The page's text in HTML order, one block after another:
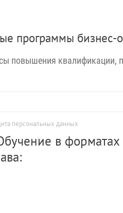
программы бизнес-
повышения квалификации,
персональных данных
в